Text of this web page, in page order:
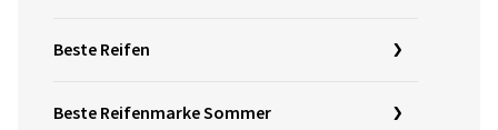
Beste Reifen
Beste Reifenmarke Sommer